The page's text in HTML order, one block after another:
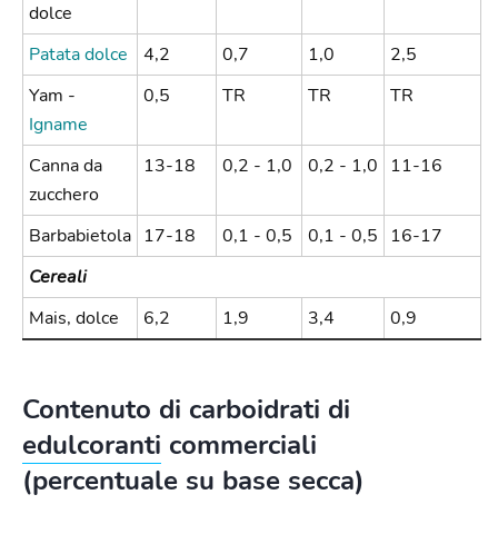
dolce
Patata dolce 4,2 0,7 1,0
2,5
Yam -
Igname
0,5 TR TR TR
Canna da
zucchero
13-18 0,2 - 1,0 0,2 - 1,0 11-16
Barbabietola 17-18 0,1 - 0,5 0,1 - 0,5
16-17
Cereali
Mais, dolce
6,2 1,9 3,4 0,9
Contenuto di carboidrati di
edulcoranti commerciali
(percentuale su base secca)